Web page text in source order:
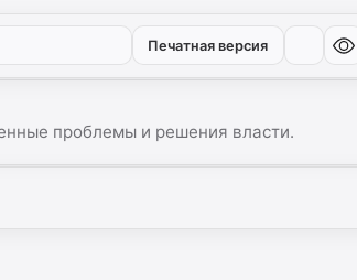
Печатная версия
проблемы и решения власти.